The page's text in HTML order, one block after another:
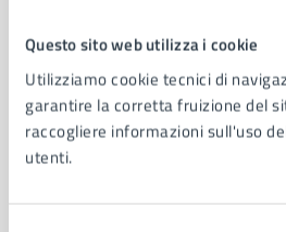
Questo sito web utilizza i cookie
Utilizziamo cookie tecnici di
garantire la corretta fruizione del
raccogliere informazioni sull'uso
utenti.
Comune di Napoli
AMMINISTRAZIONE
Aree amministrative